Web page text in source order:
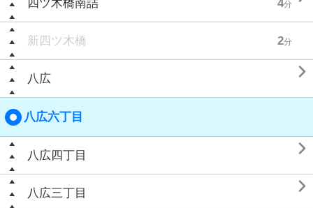
四ツ木橋南詰 4分
新四ツ木橋 2分
八広 
八広六丁目
八広四丁目 
八広三丁目 